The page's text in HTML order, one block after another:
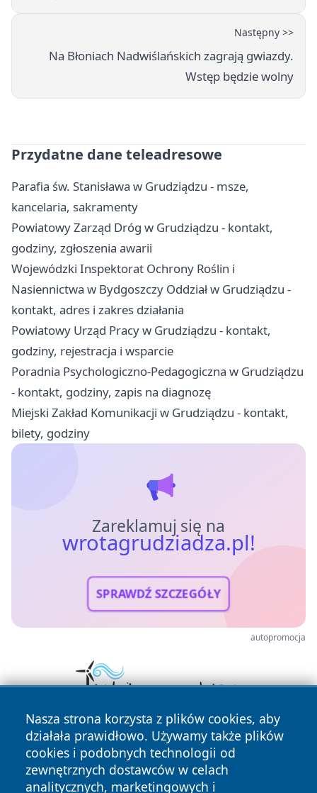
Następny >>
Na Błoniach Nadwiślańskich zagrają gwiazdy.
Wstęp będzie wolny
Przydatne dane teleadresowe
Parafia św. Stanisława w Grudziądzu - msze,
kancelaria, sakramenty
Powiatowy Zarząd Dróg w Grudziądzu - kontakt,
godziny, zgłoszenia awarii
Wojewódzki Inspektorat Ochrony Roślin i
Nasiennictwa w Bydgoszczy Oddział w Grudziądzu -
kontakt, adres i zakres działania
Powiatowy Urząd Pracy w Grudziądzu - kontakt,
godziny, rejestracja i wsparcie
Poradnia Psychologiczno-Pedagogiczna w Grudziądzu
- kontakt, godziny, zapis na diagnozę
Miejski Zakład Komunikacji w Grudziądzu - kontakt,
bilety, godziny
Zareklamuj się na
wrotagrudziadza.pl!
SPRAWDŹ SZCZEGÓŁY
autopromocja
Nasza strona korzysta z plików cookies, aby
działała prawidłowo. Używamy także plików
cookies i podobnych technologii od
zewnętrznych dostawców w celach
analitycznych, marketingowych i